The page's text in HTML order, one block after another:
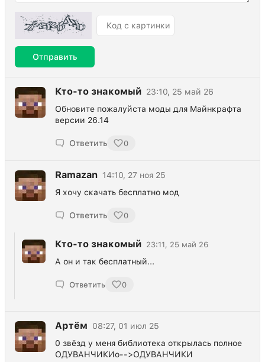
Отправить
Кто-то знакомый 23:10, 25 май 26
Обновите пожалуйста моды для Майнкрафта
версии 26.14
Ответить 0
Ramazan 14:10, 27 ноя 25
Я хочу скачать бесплатно мод
Ответить 0
Кто-то знакомый 23:11, 25 май 26
А он и так бесплатный...
Ответить 0
Артём
08:27, 01 июл 25
0 звёзд у меня библиотека открылась полное
ОДУВАНЧИКИо-->ОДУВАНЧИКИ